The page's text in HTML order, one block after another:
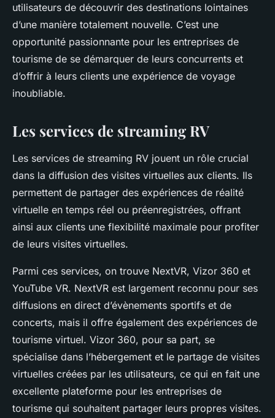
utilisateurs de découvrir des destinations lointaines
d’une manière totalement nouvelle. C’est une
opportunité passionnante pour les entreprises de
tourisme de se démarquer de leurs concurrents et
d’offrir à leurs clients une expérience de voyage
inoubliable.
Les services de streaming RV
Les services de streaming RV jouent un rôle crucial
dans la diffusion des visites virtuelles aux clients. Ils
permettent de partager des expériences de réalité
virtuelle en temps réel ou préenregistrées, offrant
ainsi aux clients une flexibilité maximale pour profiter
de leurs visites virtuelles.
Parmi ces services, on trouve NextVR, Vizor 360 et
YouTube VR. NextVR est largement reconnu pour ses
diffusions en direct d’évènements sportifs et de
concerts, mais il offre également des expériences de
tourisme virtuel. Vizor 360, pour sa part, se
spécialise dans l’hébergement et le partage de visites
virtuelles créées par les utilisateurs, ce qui en fait une
excellente plateforme pour les entreprises de
tourisme qui souhaitent partager leurs propres visites.